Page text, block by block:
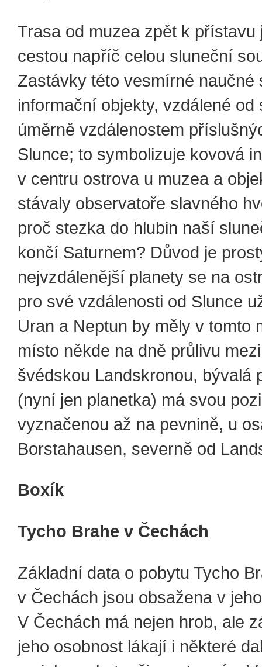
Trasa od muzea zpět k přístavu
cestou napříč celou sluneční
Zastávky této vesmírné naučné
informační objekty, vzdálené od
úměrně vzdálenostem
Slunce; to symbolizuje kovová
v centru ostrova u muzea a
stávaly observatoře slavného
proč stezka do hlubin naší
končí Saturnem? Důvod je
nejvzdálenější planety se na
pro své vzdálenosti od Slunce
Uran a Neptun by měly v tomto
místo někde na dně průlivu
švédskou Landskronou, bývalá
(nyní jen planetka) má svou
vyznačenou až na pevnině, u
Borstahausen, severně od
Boxík
Tycho Brahe v Čechách
Základní data o pobytu Tycho
v Čechách jsou obsažena v
V Čechách má nejen hrob, ale
jeho osobnost lákají i některé